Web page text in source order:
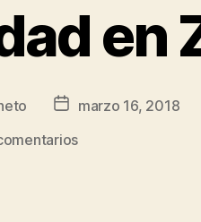
en
marzo 16, 2018